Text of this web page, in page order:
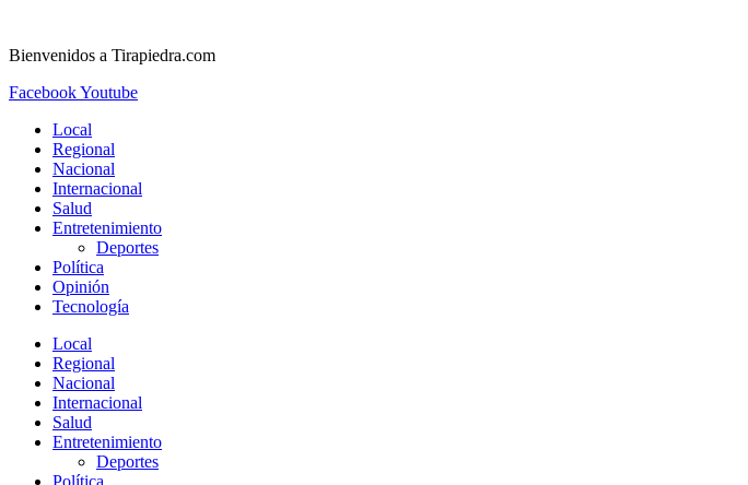
contenido
Bienvenidos a Tirapiedra.com
FacebookYoutube
Local
Regional
Nacional
Internacional
Salud
Entretenimiento
Deportes
Política
Opinión
Tecnología
Local
Regional
Nacional
Internacional
Salud
Entretenimiento
Deportes
Política